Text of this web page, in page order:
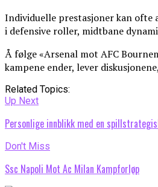
Individuelle prestasjoner kan ofte
i defensive roller, midtbane
Å følge «Arsenal mot AFC
kampene ender, lever
Related Topics:
Up Next
Personlige innblikk med en
Don't Miss
Ssc Napoli Mot Ac Milan Kampforløp